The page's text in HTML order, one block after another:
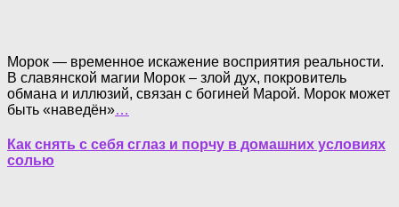
Морок — временное искажение восприятия реальности.
В славянской магии Морок – злой дух, покровитель
обмана и иллюзий, связан с богиней Марой. Морок может
быть «наведён»…
Как снять с себя сглаз и порчу в домашних условиях
солью